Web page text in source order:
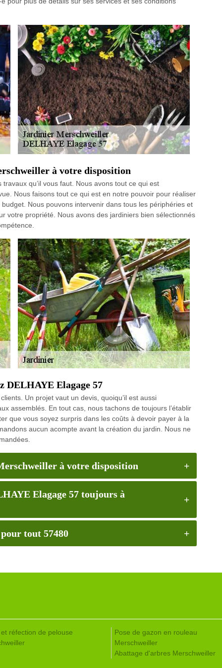
à votre disposition
qu’il vous faut. Nous avons tout ce qui est
Nous faisons tout ce qui est en notre pouvoir pour réaliser
Nous pouvons intervenir dans tous les périphéries et
votre propriété. Nous avons des jardiniers bien sélectionnés
DELHAYE Elagage 57
Un projet vaut un devis, quoiqu’il est aussi
assemblés. En tout cas, nous tachons de toujours l’établir
que vous soyez surpris dans les coûts à devoir payer à la
aucun acompte avant la création du jardin. Nous ne
à votre disposition
Elagage 57 toujours à
tout 57480
réfection de pelouse
Pose de gazon en rouleau
Merschweiller
Abattage d'arbres Merschweiller